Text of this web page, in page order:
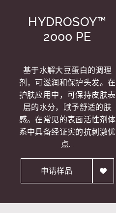
HYDROSOY™
2000 PE
基于水解大豆蛋白的调理
剂，可滋润和保护头发。在
护肤应用中，可保持皮肤表
层的水分，赋予舒适的肤
感。在常见的表面活性剂体
系中具备经证实的抗刺激优
点...
申请样品